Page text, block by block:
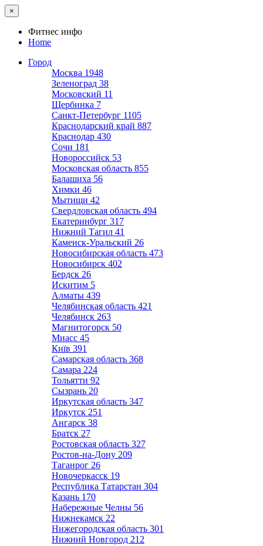
×
Фитнес инфо
Home
Город
Москва 1948
Зеленоград 38
Московский 11
Щербинка 7
Санкт-Петербург 1105
Краснодарский край 887
Краснодар 430
Сочи 181
Новороссийск 53
Московская область 855
Балашиха 56
Химки 46
Мытищи 42
Свердловская область 494
Екатеринбург 317
Нижний Тагил 41
Каменск-Уральский 26
Новосибирская область 473
Новосибирск 402
Бердск 26
Искитим 5
Алматы 439
Челябинская область 421
Челябинск 263
Магнитогорск 50
Миасс 45
Київ 391
Самарская область 368
Самара 224
Тольятти 92
Сызрань 20
Иркутская область 347
Иркутск 251
Ангарск 38
Братск 27
Ростовская область 327
Ростов-на-Дону 209
Таганрог 26
Новочеркасск 19
Республика Татарстан 304
Казань 170
Набережные Челны 56
Нижнекамск 22
Нижегородская область 301
Нижний Новгород 212